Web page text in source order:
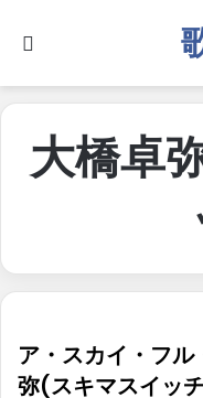
大橋卓
ア・スカイ・フ
弥(スキマスイッ